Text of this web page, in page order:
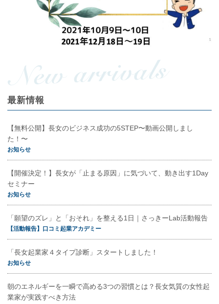
最新情報
【無料公開】長女のビジネス成功の5STEP〜動画公開しまし
た！〜
お知らせ
【開催決定！】長女が「止まる原因」に気づいて、動き出す1Day
セミナー
お知らせ
「願望のズレ」と「おそれ」を整える1日｜さっきーLab活動報告
【活動報告】口コミ起業アカデミー
「長女起業家４タイプ診断」スタートしました！
お知らせ
朝のエネルギーを一瞬で高める3つの習慣とは？長女気質の女性起
業家が実践すべき方法